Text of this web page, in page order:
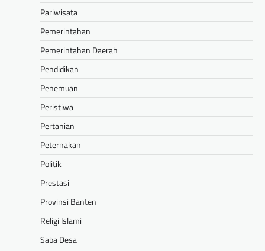
Pariwisata
Pemerintahan
Pemerintahan Daerah
Pendidikan
Penemuan
Peristiwa
Pertanian
Peternakan
Politik
Prestasi
Provinsi Banten
Religi Islami
Saba Desa